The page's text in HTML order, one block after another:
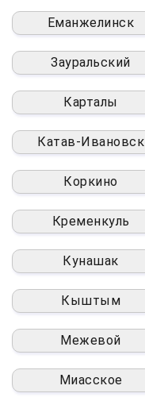
Еманжелинск
Зауральский
Карталы
Катав-Ивановск
Коркино
Кременкуль
Кунашак
Кыштым
Межевой
Миасское